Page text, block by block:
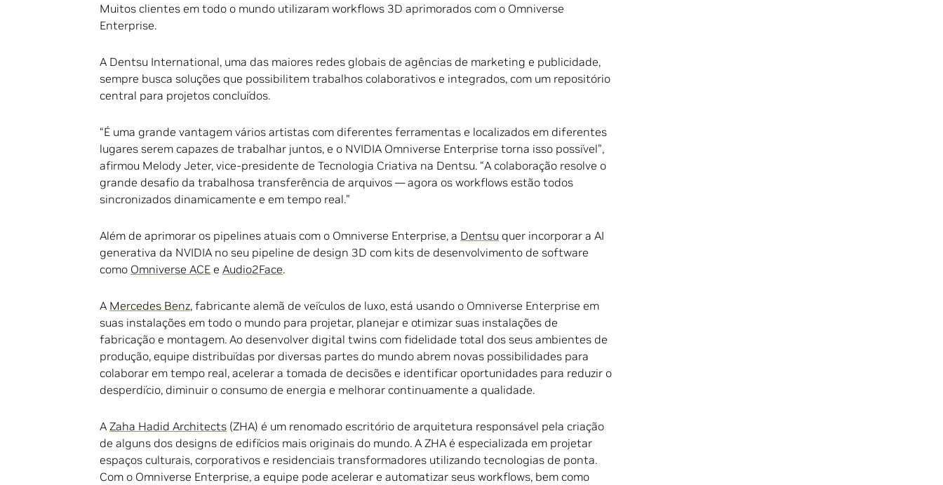
Muitos clientes em todo o mundo utilizaram workflows 3D aprimorados com o Omniverse
Enterprise.
A Dentsu International, uma das maiores redes globais de agências de marketing e publicidade,
sempre busca soluções que possibilitem trabalhos colaborativos e integrados, com um repositório
central para projetos concluídos.
“É uma grande vantagem vários artistas com diferentes ferramentas e localizados em diferentes
lugares serem capazes de trabalhar juntos, e o NVIDIA Omniverse Enterprise torna isso possível”,
afirmou Melody Jeter, vice-presidente de Tecnologia Criativa na Dentsu. “A colaboração resolve o
grande desafio da trabalhosa transferência de arquivos — agora os workflows estão todos
sincronizados dinamicamente e em tempo real.”
Além de aprimorar os pipelines atuais com o Omniverse Enterprise, a Dentsu quer incorporar a AI
generativa da NVIDIA no seu pipeline de design 3D com kits de desenvolvimento de software
como Omniverse ACE e Audio2Face.
A Mercedes Benz, fabricante alemã de veículos de luxo, está usando o Omniverse Enterprise em
suas instalações em todo o mundo para projetar, planejar e otimizar suas instalações de
fabricação e montagem. Ao desenvolver digital twins com fidelidade total dos seus ambientes de
produção, equipe distribuídas por diversas partes do mundo abrem novas possibilidades para
colaborar em tempo real, acelerar a tomada de decisões e identificar oportunidades para reduzir o
desperdício, diminuir o consumo de energia e melhorar continuamente a qualidade.
A Zaha Hadid Architects (ZHA) é um renomado escritório de arquitetura responsável pela criação
de alguns dos designs de edifícios mais originais do mundo. A ZHA é especializada em projetar
espaços culturais, corporativos e residenciais transformadores utilizando tecnologias de ponta.
Com o Omniverse Enterprise, a equipe pode acelerar e automatizar seus workflows, bem como